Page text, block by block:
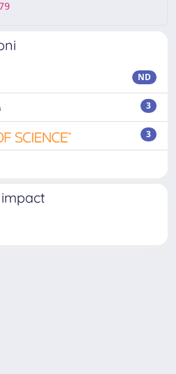
ND
3
3